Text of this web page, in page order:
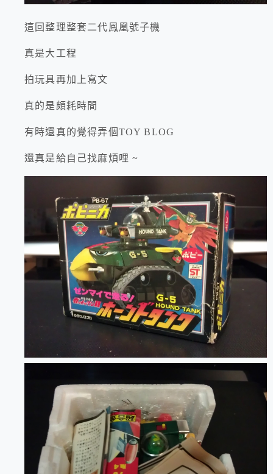
這回整理整套二代鳳凰號子機
真是大工程
拍玩具再加上寫文
真的是頗耗時間
有時還真的覺得弄個TOY BLOG
還真是給自己找麻煩哩 ~